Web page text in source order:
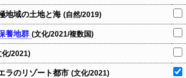
地域の土地と海 (自然/2019)
養地群 (文化/2021/複数国)
化/2021)
ラのリゾート都市 (文化/2021)